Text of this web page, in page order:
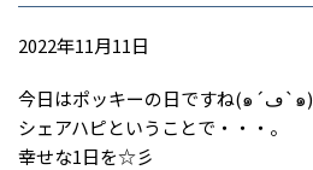
2022年11月11日
今日はポッキーの日ですね(๑´ڡ`๑)
シェアハピということで・・・。
幸せな1日を☆彡